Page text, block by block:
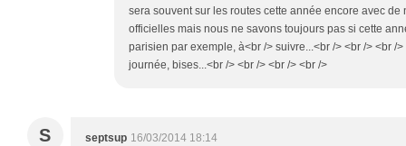
sera souvent sur les routes cette année encore avec de
officielles mais nous ne savons toujours pas si cette
parisien par exemple, à<br /> suivre...<br /> <br /> <br /
journée, bises...<br /> <br /> <br /> <br />
S septsup 16/03/2014 18:14